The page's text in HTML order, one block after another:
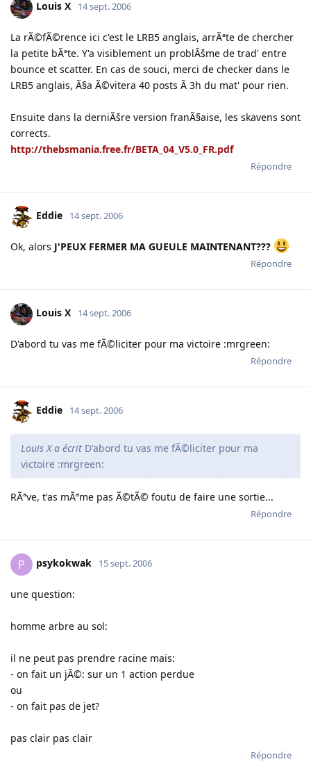
Louis X 14 sept. 2006
La rÃ©fÃ©rence ici c'est le LRB5 anglais, arrÃªte de chercher
la petite bÃªte. Y'a visiblement un problÃšme de trad' entre
bounce et scatter. En cas de souci, merci de checker dans le
LRB5 anglais, Ã§a Ã©vitera 40 posts Ã 3h du mat' pour rien.
Ensuite dans la derniÃšre version franÃ§aise, les skavens sont
corrects.
http://thebsmania.free.fr/BETA_04_V5.0_FR.pdf
Répondre
Eddie 14 sept. 2006
Ok, alors J'PEUX FERMER MA GUEULE MAINTENANT???
Répondre
Louis X 14 sept. 2006
D'abord tu vas me fÃ©liciter pour ma victoire :mrgreen:
Répondre
Eddie 14 sept. 2006
Louis X a écrit D'abord tu vas me fÃ©liciter pour ma
victoire :mrgreen:
RÃªve, t'as mÃªme pas Ã©tÃ© foutu de faire une sortie...
Répondre
P psykokwak 15 sept. 2006
une question:
homme arbre au sol:
il ne peut pas prendre racine mais:
- on fait un jÃ©: sur un 1 action perdue
ou
- on fait pas de jet?
pas clair pas clair
Répondre